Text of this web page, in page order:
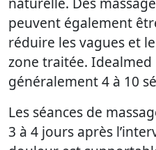
peuvent également
réduire les vagues et
zone traitée.
généralement 4 à 10
Les séances de
3 à 4 jours après